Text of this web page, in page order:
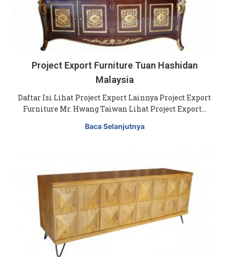
Project Export Furniture Tuan Hashidan
Malaysia
Daftar Isi Lihat Project Export Lainnya Project Export
Furniture Mr. Hwang Taiwan Lihat Project Export…
Baca Selanjutnya